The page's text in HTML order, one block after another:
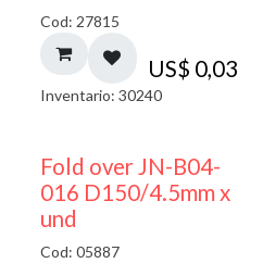
Cod: 27815
US$ 0,03
Inventario: 30240
Fold over JN-B04-
016 D150/4.5mm x
und
Cod: 05887